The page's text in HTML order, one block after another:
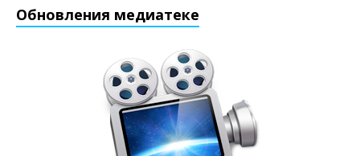
Обновления медиатеке